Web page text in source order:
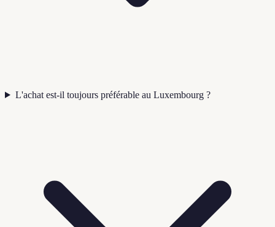
L'achat est-il toujours préférable au Luxembourg ?